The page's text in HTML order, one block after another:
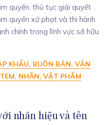
quyền, thủ tục giải quyết
quyền xử phạt và thi hành
chính trong lĩnh vực sở hữu
KHẨU, BUÔN BÁN, VẬN
NHÃN, VẬT PHẨM
nhãn hiệu và tên